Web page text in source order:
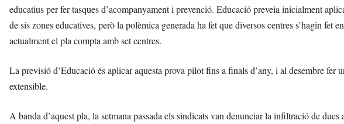
educatius per fer tasques d’acompanyament i prevenció. Educació preveia inicialment
de sis zones educatives, però la polèmica generada ha fet que diversos centres s’hagin fet
actualment el pla compta amb set centres.
La previsió d’Educació és aplicar aquesta prova pilot fins a finals d’any, i al desembre fer
extensible.
A banda d’aquest pla, la setmana passada els sindicats van denunciar la infiltració de dues